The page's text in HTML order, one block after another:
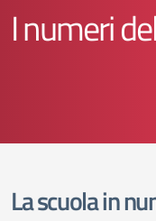
I numeri
La scuola in